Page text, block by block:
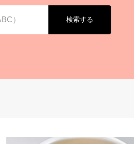
検索する